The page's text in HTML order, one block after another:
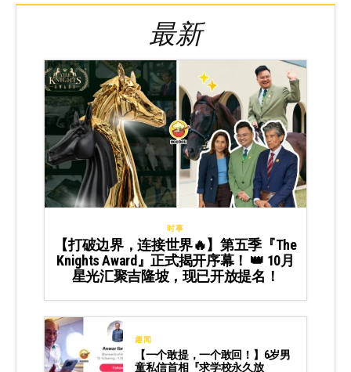
最新
时事
【打破边界，连接世界🔥】第五季『The
Knights Award』正式揭开序幕！ 👑 10月
星光汇聚吉隆坡，现已开放提名！
趣闻
【一个敢提，一个敢回！】6岁男
童私信首相『求学校永久放